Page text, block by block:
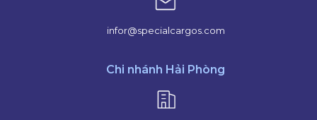
infor@specialcargos.com
Chi nhánh Hải Phòng